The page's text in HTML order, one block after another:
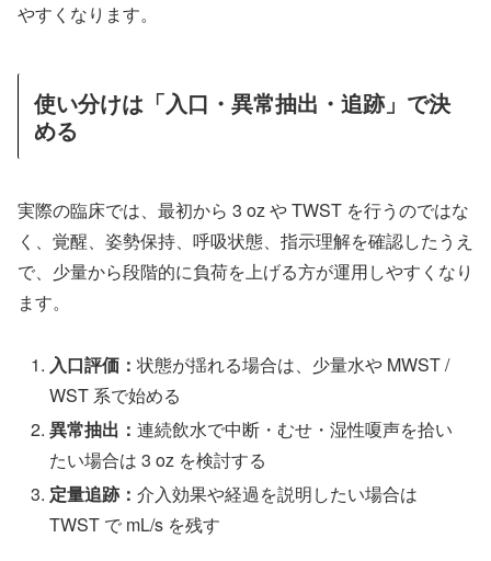
やすくなります。
使い分けは「入口・異常抽出・追跡」で決
める
実際の臨床では、最初から 3 oz や TWST を行うのではな
く、覚醒、姿勢保持、呼吸状態、指示理解を確認したうえ
で、少量から段階的に負荷を上げる方が運用しやすくなり
ます。
入口評価：状態が揺れる場合は、少量水や MWST /
WST 系で始める
異常抽出：連続飲水で中断・むせ・湿性嗄声を拾い
たい場合は 3 oz を検討する
定量追跡：介入効果や経過を説明したい場合は
TWST で mL/s を残す